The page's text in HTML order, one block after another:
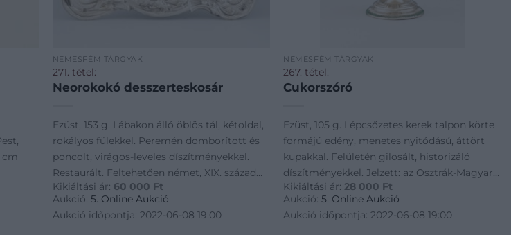
cm
NEMESFÉM TÁRGYAK
271. tétel:
Neorokokó desszerteskosár
Ezüst, 153 g. Lábakon álló öblös tál, kétoldal,
rokályos fülekkel. Peremén domborított és
poncolt, virágos-leveles díszítményekkel.
Restaurált. Feltehetően német, XIX. század
közepe, MK mesterjeggyel. M.: 36 × 18,5 × 9,5
cm
Kikiáltási ár: 60 000 Ft
Aukció: 5. Online Aukció
Aukció időpontja: 2022-06-08 19:00
NEMESFÉM TÁRGYAK
267. tétel:
Cukorszóró
Ezüst, 105 g. Lépcsőzetes kerek talpon körte
formájú edény, menetes nyitódású, áttört
kupakkal. Felületén gilosált, historizáló
díszítményekkel. Jelzett: az Osztrák-Magyar
Monarchia 800-as fémfinomságú fémjelével,
1867 – 72 között, F T mesterjeggyel. M.:
Kikiáltási ár: 28 000 Ft
Aukció:5. Online Aukció
Aukció időpontja: 2022-06-08 19:00